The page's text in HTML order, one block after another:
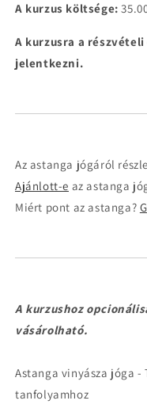
A kurzus költsége:
A kurzusra a
jelentkezni.
Az astanga jógáról
Ajánlott-e az astanga
Miért pont az astanga?
A kurzushoz
vásárolható.
Astanga vinyásza jóga -
tanfolyamhoz